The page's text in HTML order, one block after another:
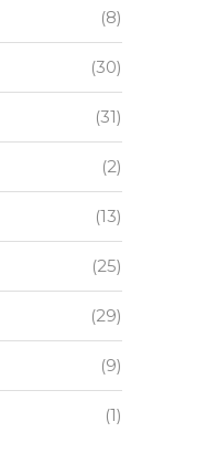
(8)
(30)
(31)
(2)
(13)
(25)
(29)
(9)
(1)